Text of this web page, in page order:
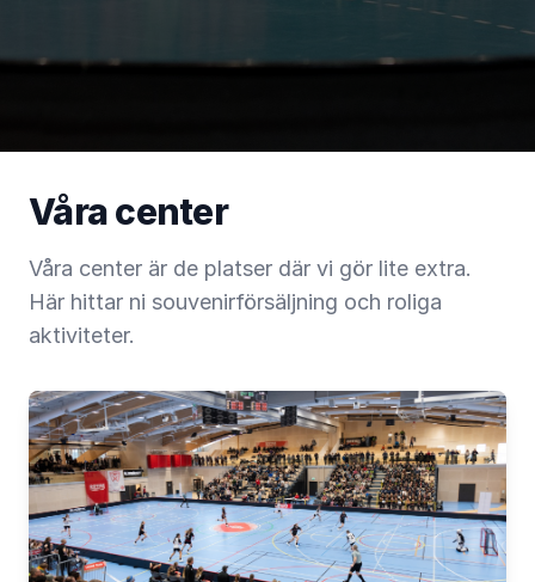
Våra center
Våra center är de platser där vi gör lite extra.
Här hittar ni souvenirförsäljning och roliga
aktiviteter.